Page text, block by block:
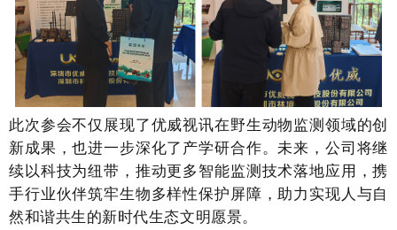
此次参会不仅展现了优威视讯在野生动物监测领域的创
新成果，也进一步深化了产学研合作。未来，公司将继
续以科技为纽带，推动更多智能监测技术落地应用，携
手行业伙伴筑牢生物多样性保护屏障，助力实现人与自
然和谐共生的新时代生态文明愿景。